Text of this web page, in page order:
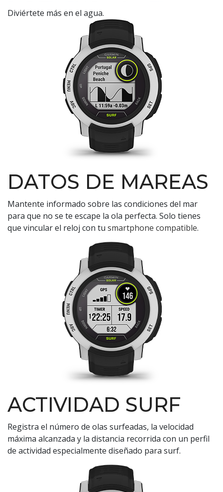
Diviértete más en el agua.
DATOS DE MAREAS
Mantente informado sobre las condiciones del mar
para que no se te escape la ola perfecta. Solo tienes
que vincular el reloj con tu smartphone compatible.
ACTIVIDAD SURF
Registra el número de olas surfeadas, la velocidad
máxima alcanzada y la distancia recorrida con un perfil
de actividad especialmente diseñado para surf.